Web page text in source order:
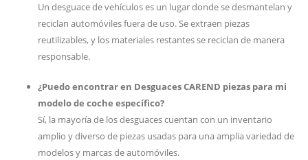
Un desguace de vehículos es un lugar donde se desmantelan y
reciclan automóviles fuera de uso. Se extraen piezas
reutilizables, y los materiales restantes se reciclan de manera
responsable.
¿Puedo encontrar en Desguaces CAREND piezas para mi
modelo de coche específico?
Sí, la mayoría de los desguaces cuentan con un inventario
amplio y diverso de piezas usadas para una amplia variedad de
modelos y marcas de automóviles.